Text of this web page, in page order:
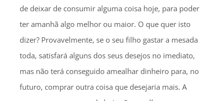
de deixar de consumir alguma coisa hoje, para poder
ter amanhã algo melhor ou maior. O que quer isto
dizer? Provavelmente, se o seu filho gastar a mesada
toda, satisfará alguns dos seus desejos no imediato,
mas não terá conseguido amealhar dinheiro para, no
futuro, comprar outra coisa que desejaria mais. A